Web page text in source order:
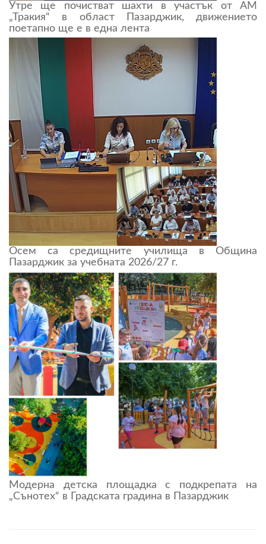
Утре ще почистват шахти в участък от АМ
„Тракия“ в област Пазарджик, движението
поетапно ще е в една лента
Осем са средищните училища в Община
Пазарджик за учебната 2026/27 г.
Модерна детска площадка с подкрепата на
„Сънотех“ в Градската градина в Пазарджик